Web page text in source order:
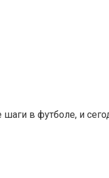
в футболе, и